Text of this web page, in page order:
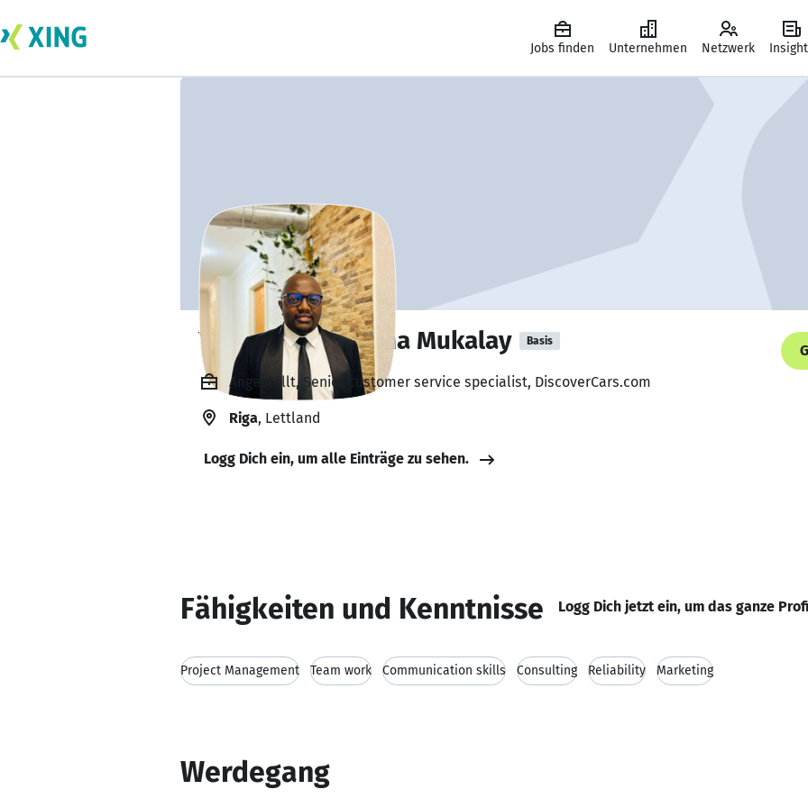
Jobs finden Unternehmen Netzwerk
Yoel Kime Mukena Mukalay Basis
Angestellt, Senior customer service specialist, DiscoverCars.com
Riga, Lettland
Logg Dich ein, um alle Einträge zu sehen.
Fähigkeiten und Kenntnisse Logg Dich jetzt ein, um das ganze
Project Management Team work Communication skills Consulting Reliability Marketing
Werdegang